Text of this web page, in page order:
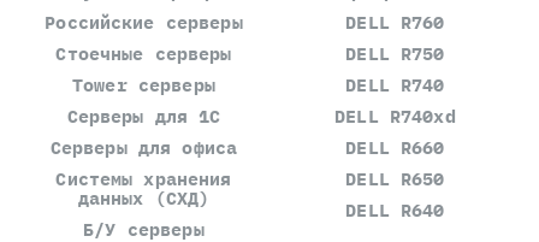
Российские серверы
Стоечные серверы
Tower серверы
Серверы для 1С
Серверы для офиса
Системы хранения
данных (СХД)
Б/У серверы
DELL R760
DELL R750
DELL R740
DELL R740xd
DELL R660
DELL R650
DELL R640